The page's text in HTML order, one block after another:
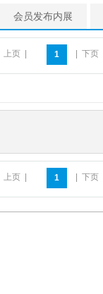
会员发布内展
上页 1 下页
上页 1 下页